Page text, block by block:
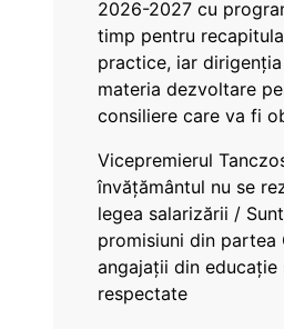
2026-2027 cu
timp pentru
practice, iar
materia dezvoltare
consiliere care va fi
Vicepremierul
învățământul nu se
legea salarizării /
promisiuni din partea
angajații din educație
respectate